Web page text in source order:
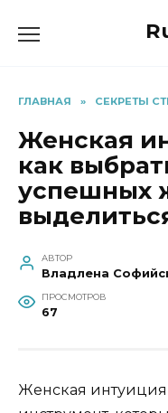
ГЛАВНАЯ » СЕКРЕТЫ
Женская
как
успешных
АВТОР
ПРОСМОТРОВ
67
Женская